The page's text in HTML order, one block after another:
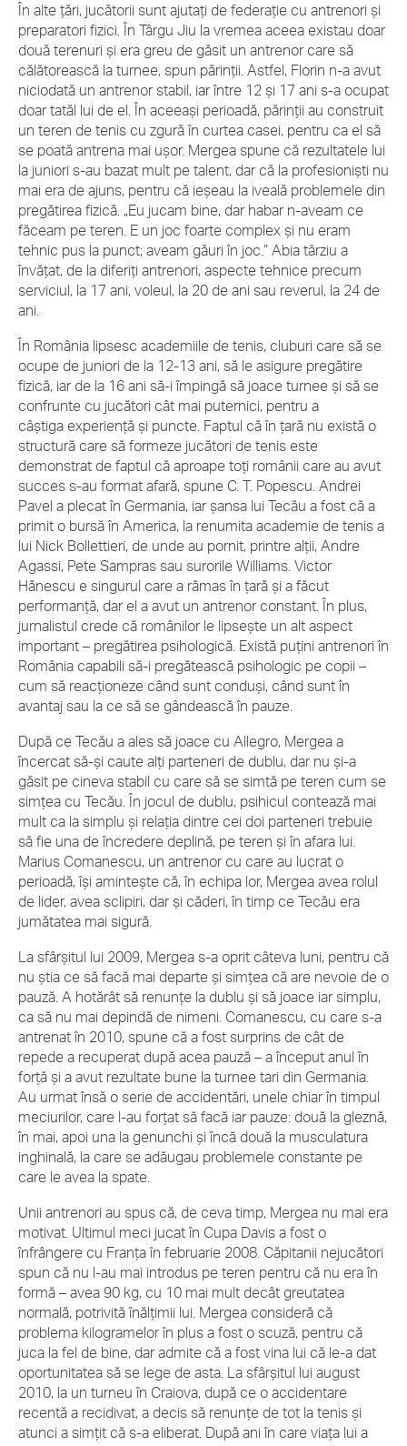
În alte ţări, jucătorii sunt ajutaţi de federaţie cu antrenori şi
preparatori fizici. În Târgu Jiu la vremea aceea existau doar
două terenuri şi era greu de găsit un antrenor care să
călătorească la turnee, spun părinţii. Astfel, Florin n-a avut
niciodată un antrenor stabil, iar între 12 şi 17 ani s-a ocupat
doar tatăl lui de el. În aceeaşi perioadă, părinţii au construit
un teren de tenis cu zgură în curtea casei, pentru ca el să
se poată antrena mai uşor. Mergea spune că rezultatele lui
la juniori s-au bazat mult pe talent, dar că la profesionişti nu
mai era de ajuns, pentru că ieşeau la iveală problemele din
pregătirea fizică. „Eu jucam bine, dar habar n-aveam ce
făceam pe teren. E un joc foarte complex şi nu eram
tehnic pus la punct; aveam găuri în joc.” Abia târziu a
învăţat, de la diferiţi antrenori, aspecte tehnice precum
serviciul, la 17 ani, voleul, la 20 de ani sau reverul, la 24 de
ani.
În România lipsesc academiile de tenis, cluburi care să se
ocupe de juniori de la 12-13 ani, să le asigure pregătire
fizică, iar de la 16 ani să-i împingă să joace turnee şi să se
confrunte cu jucători cât mai puternici, pentru a
câştiga experienţă şi puncte. Faptul că în ţară nu există o
structură care să formeze jucători de tenis este
demonstrat de faptul că aproape toţi românii care au avut
succes s-au format afară, spune C. T. Popescu. Andrei
Pavel a plecat în Germania, iar şansa lui Tecău a fost că a
primit o bursă în America, la renumita academie de tenis a
lui Nick Bollettieri, de unde au pornit, printre alţii, Andre
Agassi, Pete Sampras sau surorile Williams. Victor
Hănescu e singurul care a rămas în ţară şi a făcut
performanţă, dar el a avut un antrenor constant. În plus,
jurnalistul crede că românilor le lipseşte un alt aspect
important – pregătirea psihologică. Există puţini antrenori în
România capabili să-i pregătească psihologic pe copii –
cum să reacţioneze când sunt conduşi, când sunt în
avantaj sau la ce să se gândească în pauze.
După ce Tecău a ales să joace cu Allegro, Mergea a
încercat să-şi caute alţi parteneri de dublu, dar nu şi-a
găsit pe cineva stabil cu care să se simtă pe teren cum se
simţea cu Tecău. În jocul de dublu, psihicul contează mai
mult ca la simplu şi relaţia dintre cei doi parteneri trebuie
să fie una de încredere deplină, pe teren şi în afara lui.
Marius Comanescu, un antrenor cu care au lucrat o
perioadă, îşi aminteşte că, în echipa lor, Mergea avea rolul
de lider, avea sclipiri, dar şi căderi, în timp ce Tecău era
jumătatea mai sigură.
La sfârşitul lui 2009, Mergea s-a oprit câteva luni, pentru că
nu ştia ce să facă mai departe şi simţea că are nevoie de o
pauză. A hotărât să renunţe la dublu şi să joace iar simplu,
ca să nu mai depindă de nimeni. Comanescu, cu care s-a
antrenat în 2010, spune că a fost surprins de cât de
repede a recuperat după acea pauză – a început anul în
forţă şi a avut rezultate bune la turnee tari din Germania.
Au urmat însă o serie de accidentări, unele chiar în timpul
meciurilor, care l-au forţat să facă iar pauze: două la gleznă,
în mai, apoi una la genunchi şi încă două la musculatura
inghinală, la care se adăugau problemele constante pe
care le avea la spate.
Unii antrenori au spus că, de ceva timp, Mergea nu mai era
motivat. Ultimul meci jucat în Cupa Davis a fost o
înfrângere cu Franţa în februarie 2008. Căpitanii nejucători
spun că nu l-au mai introdus pe teren pentru că nu era în
formă – avea 90 kg, cu 10 mai mult decât greutatea
normală, potrivită înălţimii lui. Mergea consideră că
problema kilogramelor în plus a fost o scuză, pentru că
juca la fel de bine, dar admite că a fost vina lui că le-a dat
oportunitatea să se lege de asta. La sfârşitul lui august
2010, la un turneu în Craiova, după ce o accidentare
recentă a recidivat, a decis să renunţe de tot la tenis şi
atunci a simţit că s-a eliberat. După ani în care viaţa lui a